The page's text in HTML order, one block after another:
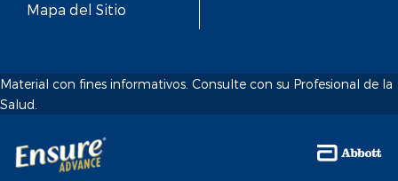
Mapa del Sitio
Material con fines informativos. Consulte con su Profesional de la
Salud.